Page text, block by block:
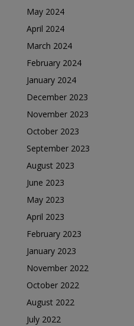
May 2024
April 2024
March 2024
February 2024
January 2024
December 2023
November 2023
October 2023
September 2023
August 2023
June 2023
May 2023
April 2023
February 2023
January 2023
November 2022
October 2022
August 2022
July 2022